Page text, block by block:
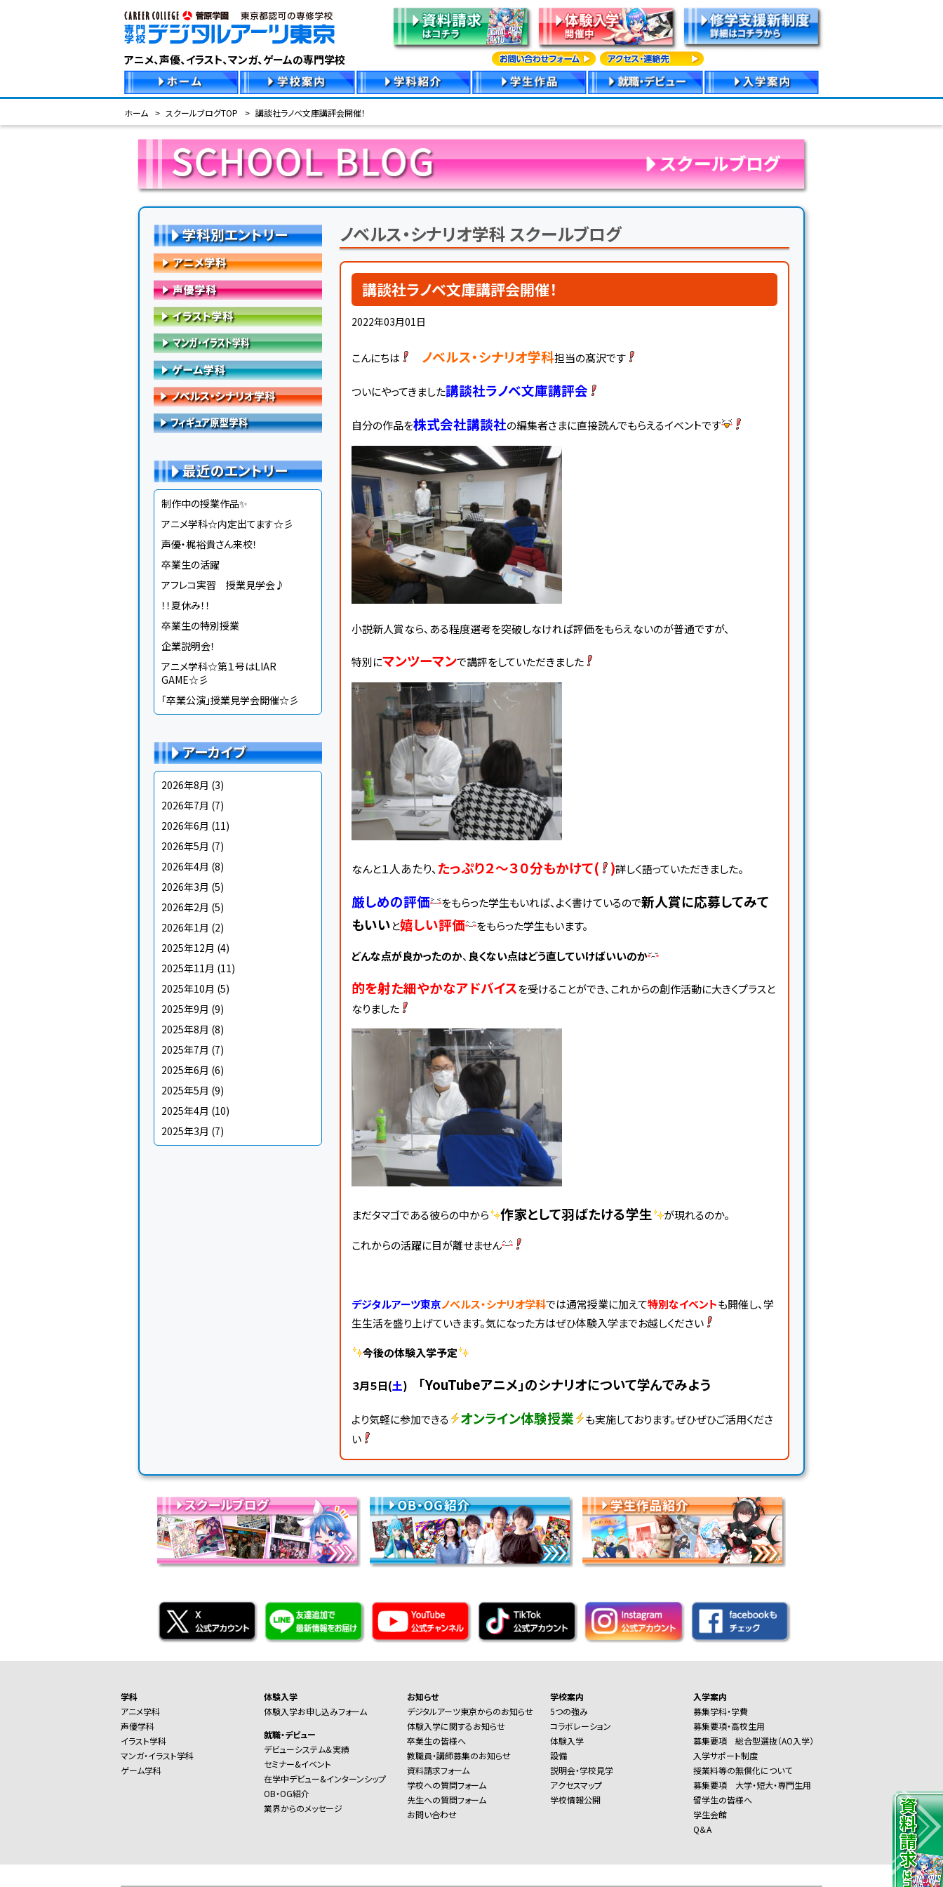
アニメ、声優、イラスト、マンガ、ゲームの専門学校
ホーム スクールブログTOP 講談社ラノベ文庫講評会開催！
学科別エントリー
最近のエントリー
制作中の授業作品✨
アニメ学科☆内定出てます☆彡
声優・梶裕貴さん来校！
卒業生の活躍
アフレコ実習 授業見学会♪
！！夏休み！！
卒業生の特別授業
企業説明会！
アニメ学科☆第１号はLIAR
GAME☆彡
「卒業公演」授業見学会開催☆彡
アーカイブ
2026年8月 (3)
2026年7月 (7)
2026年6月 (11)
2026年5月 (7)
2026年4月 (8)
2026年3月 (5)
2026年2月 (5)
2026年1月 (2)
2025年12月 (4)
2025年11月 (11)
2025年10月 (5)
2025年9月 (9)
2025年8月 (8)
2025年7月 (7)
2025年6月 (6)
2025年5月 (9)
2025年4月 (10)
2025年3月 (7)
ノベルス・シナリオ学科 スクールブログ
講談社ラノベ文庫講評会開催！
2022年03月01日
こんにちは ノベルス・シナリオ学科担当の髙沢です
ついにやってきました講談社ラノベ文庫講評会
自分の作品を株式会社講談社の編集者さまに直接読んでもらえるイベントです
小説新人賞なら、ある程度選考を突破しなければ評価をもらえないのが普通ですが、
特別にマンツーマンで講評をしていただきました
なんと１人あたり、たっぷり２～３０分もかけて( )詳しく語っていただきました。
厳しめの評価 をもらった学生もいれば、よく書けているので新人賞に応募してみて
もいいと嬉しい評価 をもらった学生もいます。
どんな点が良かったのか、 良くない点はどう直していけばいいのか
的を射た細やかなアドバイスを受けることができ、これからの創作活動に大きくプラスと
なりました
まだタマゴである彼らの中から 作家として羽ばたける学生 が現れるのか。
これからの活躍に目が離せません
デジタルアーツ東京ノベルス・シナリオ学科では通常授業に加えて特別なイベントも開催し、学
生生活を盛り上げていきます。気になった方はぜひ体験入学までお越しください
今後の体験入学予定
３月５日(土) 「YouTubeアニメ」のシナリオについて学んでみよう
より気軽に参加できる オンライン体験授業
も実施しております。ぜひぜひご活用くださ
い
学科
アニメ学科
声優学科
イラスト学科
マンガ・イラスト学科
ゲーム学科
体験入学
体験入学お申し込みフォーム
就職・デビュー
デビューシステム＆実績
セミナー&イベント
在学中デビュー&インターンシップ
OB・OG紹介
業界からのメッセージ
お知らせ
デジタルアーツ東京からのお知らせ
体験入学に関するお知らせ
卒業生の皆様へ
教職員・講師募集のお知らせ
資料請求フォーム
学校への質問フォーム
先生への質問フォーム
お問い合わせ
学校案内
5つの強み
コラボレーション
体験入学
設備
説明会・学校見学
アクセスマップ
学校情報公開
入学案内
募集学科・学費
募集要項・高校生用
募集要項 総合型選抜（AO入学）
入学サポート制度
授業料等の無償化について
募集要項 大学・短大・専門生用
留学生の皆様へ
学生会館
Q＆A